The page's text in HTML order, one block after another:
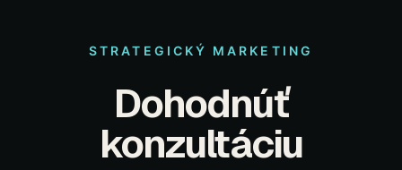
STRATEGICKÝ MARKETING
Dohodnúť
konzultáciu